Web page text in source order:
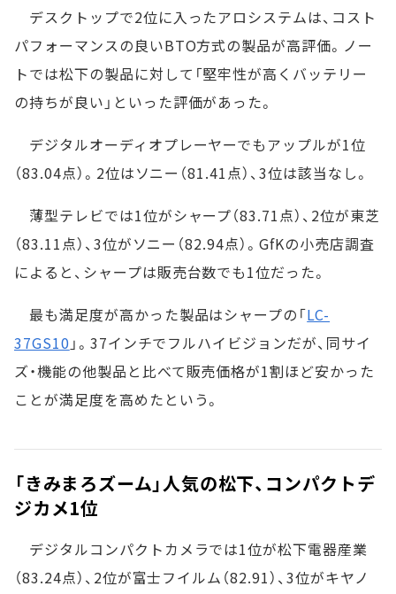
デスクトップで2位に入ったアロシステムは、コスト
パフォーマンスの良いBTO方式の製品が高評価。ノー
トでは松下の製品に対して「堅牢性が高くバッテリー
の持ちが良い」といった評価があった。
デジタルオーディオプレーヤーでもアップルが1位
（83.04点）。2位はソニー（81.41点）、3位は該当なし。
薄型テレビでは1位がシャープ（83.71点）、2位が東芝
（83.11点）、3位がソニー（82.94点）。GfKの小売店調査
によると、シャープは販売台数でも1位だった。
最も満足度が高かった製品はシャープの「LC-
37GS10 」。37インチでフルハイビジョンだが、同サイ
ズ・機能の他製品と比べて販売価格が1割ほど安かった
ことが満足度を高めたという。
「きみまろズーム」人気の松下、コンパクトデ
ジカメ1位
デジタルコンパクトカメラでは1位が松下電器産業
（83.24点）、2位が富士フイルム（82.91）、3位がキヤノ